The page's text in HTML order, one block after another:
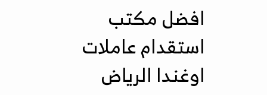
افضل مكتب
استقدام عاملات
اوغندا الرياض